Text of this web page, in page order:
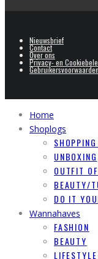
Nieuwsbrief
Contact
Over ons
Privacy- en
Home
Shoplogs
UNBOXING
OUTFIT
BEAUTY/
DO IT
Wannahaves
FASHION
BEAUTY
LIFESTYLE